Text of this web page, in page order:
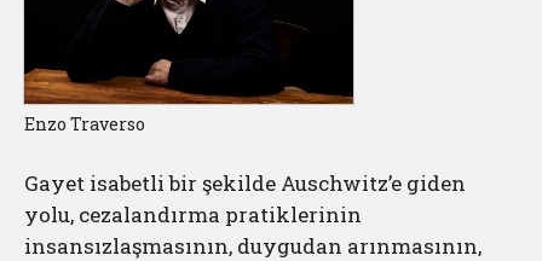
Enzo Traverso
Gayet isabetli bir şekilde Auschwitz’e giden
yolu, cezalandırma pratiklerinin
insansızlaşmasının, duygudan arınmasının,